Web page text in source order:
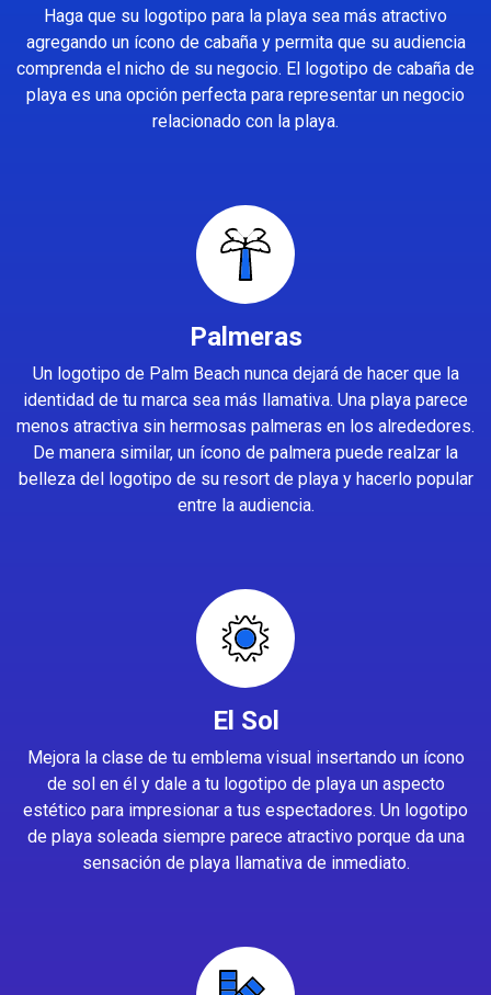
Haga que su logotipo para la playa sea más atractivo
agregando un ícono de cabaña y permita que su audiencia
comprenda el nicho de su negocio. El logotipo de cabaña de
playa es una opción perfecta para representar un negocio
relacionado con la playa.
Palmeras
Un logotipo de Palm Beach nunca dejará de hacer que la
identidad de tu marca sea más llamativa. Una playa parece
menos atractiva sin hermosas palmeras en los alrededores.
De manera similar, un ícono de palmera puede realzar la
belleza del logotipo de su resort de playa y hacerlo popular
entre la audiencia.
El Sol
Mejora la clase de tu emblema visual insertando un ícono
de sol en él y dale a tu logotipo de playa un aspecto
estético para impresionar a tus espectadores. Un logotipo
de playa soleada siempre parece atractivo porque da una
sensación de playa llamativa de inmediato.